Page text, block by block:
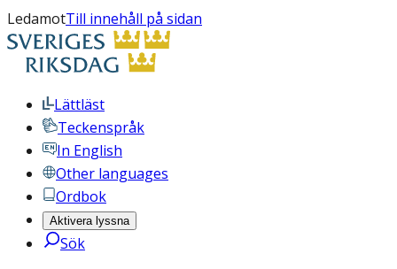
LedamotTill innehåll på sidan
Lättläst
Teckenspråk
In English
Other languages
Ordbok
Aktivera lyssna
Sök